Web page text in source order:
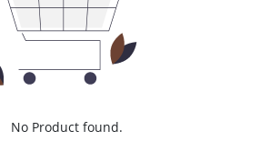
No Product found.